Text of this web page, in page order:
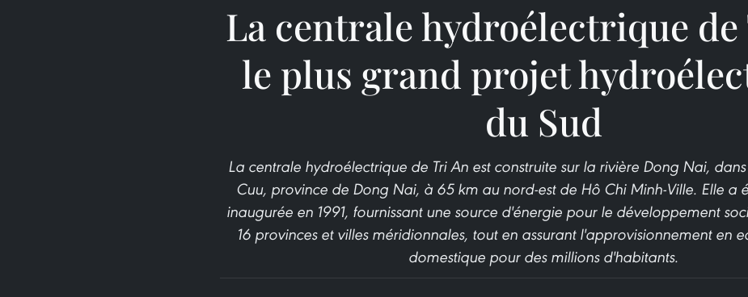
La centrale hydroélectrique
le plus grand projet
du Sud
La centrale hydroélectrique de Tri An est construite sur la rivière Dong Nai,
Cuu, province de Dong Nai, à 65 km au nord-est de Hô Chi Minh-Ville. Elle a
inaugurée en 1991, fournissant une source d'énergie pour le développement
16 provinces et villes méridionnales, tout en assurant l'approvisionnement en
domestique pour des millions d'habitants.